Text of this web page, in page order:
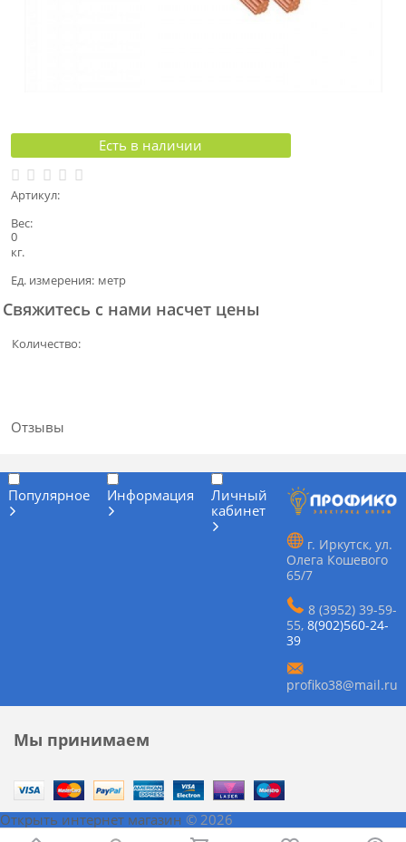
Есть в наличии
Артикул:
Вес:
0
кг.
Ед. измерения: метр
Свяжитесь с нами насчет цены
Количество:
Отзывы
Популярное Информация
Личный
кабинет
г. Иркутск, ул.
Олега Кошевого
65/7
8 (3952) 39-59-
55, 8(902)560-24-
39
profiko38@mail.ru
Мы принимаем
Открыть интернет магазин © 2026